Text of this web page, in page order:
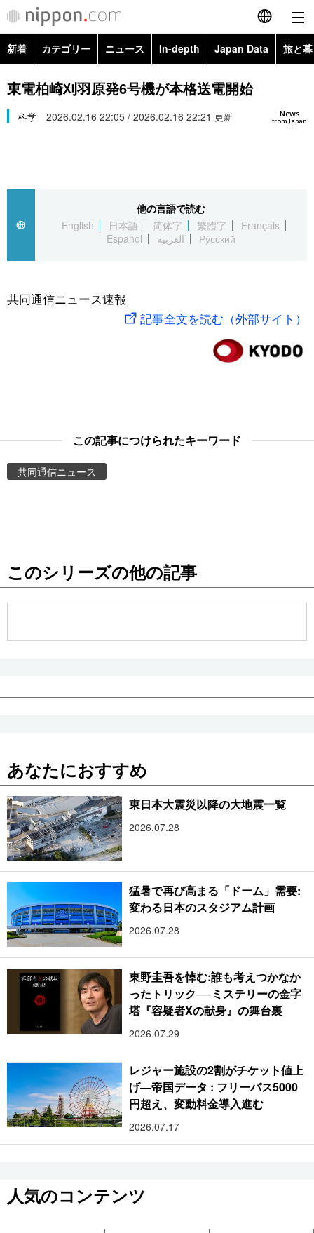
English
简体字
繁體字
العربية
社会
旅と暮らし
東京
新着 カテゴリー ニュース In-depth Japan Data 旅と
政治・外交
経済・ビジネス
社会
文化
科学・技術
暮らし
Images
お知らせ
東電柏崎刈羽原発6号機が本格送電開始
News
from Japan
科学 2026.02.16 22:05 / 2026.02.16 22:21 更新
他の言語で読む
English
日本語 简体字 繁體字
Français
Español
العربية Русский
共同通信ニュース速報
記事全文を読む（外部サイト）
この記事につけられたキーワード
共同通信ニュース
このシリーズの他の記事
あなたにおすすめ
東日本大震災以降の大地震一覧
2026.07.28
猛暑で再び高まる「ドーム」需要:
変わる日本のスタジアム計画
2026.07.28
東野圭吾を悼む:誰も考えつかなか
ったトリック──ミステリーの金字
塔『容疑者Xの献身』の舞台裏
2026.07.29
レジャー施設の2割がチケット値上
げ―帝国データ : フリーパス5000
円超え、変動料金導入進む
2026.07.17
人気のコンテンツ